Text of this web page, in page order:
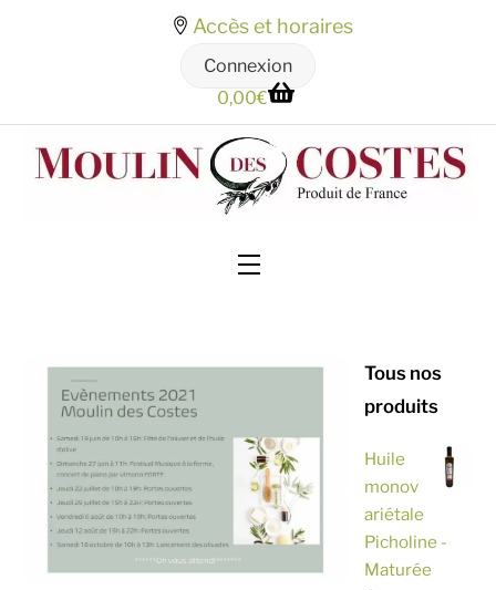
Accès et horaires
Connexion
0,00€
Menu
Tous nos
produits
Huile
monov
ariétale
Picholine -
Maturée